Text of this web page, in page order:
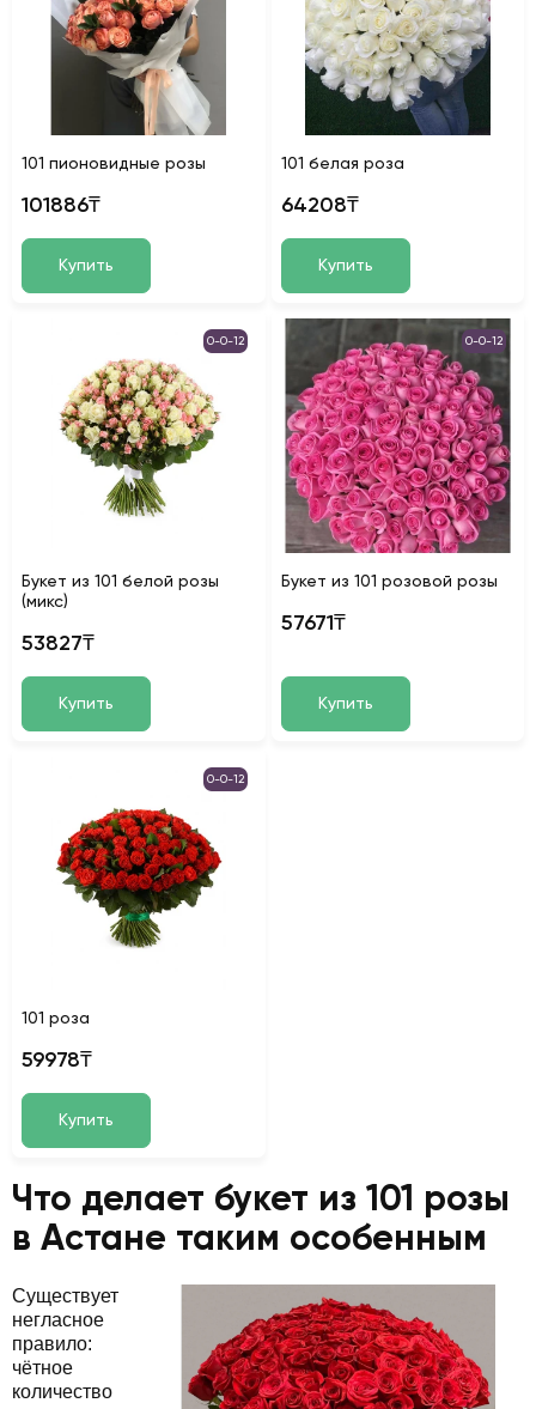
101 пионовидные розы
101886₸
Купить
101 белая роза
64208₸
Купить
0-0-12
Букет из 101 белой розы
(микс)
53827₸
Купить
0-0-12
Букет из 101 розовой розы
57671₸
Купить
0-0-12
101 роза
59978₸
Купить
Что делает букет из 101 розы
в Астане таким особенным
Существует
негласное
правило:
чётное
количество